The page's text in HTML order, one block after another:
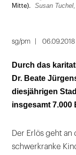
Mitte).
Susan
sg/pm 06.09.2018
Durch das
Dr. Beate
diesjährigen
insgesamt 7.000
Der Erlös geht
schwerkranke